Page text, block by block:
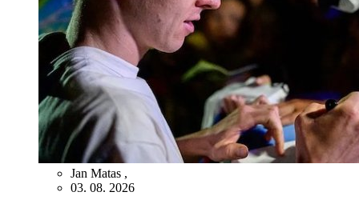
Jan Matas ,
03. 08. 2026